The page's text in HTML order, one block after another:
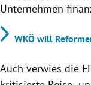
Unternehmen
WKÖ will
Auch verwies die